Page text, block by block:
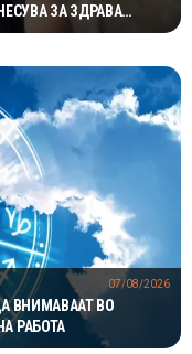
ЗА ЗДРАВА
ВНИМАВААТ ВО
РАБОТА
07/08/2026